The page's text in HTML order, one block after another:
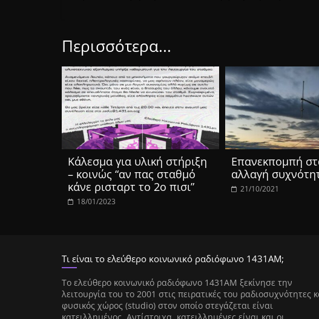
Περισσότερα...
Κάλεσμα για υλική στήριξη
– κοινώς “αν πας σταθμό
κάνε ρισταρτ το 2ο πισι”
18/01/2023
Επανεκπομπή
αλλαγή
21/10/2021
Τι είναι το ελεύθερο κοινωνικό ραδιόφωνο 1431ΑΜ;
Tο ελεύθερο κοινωνικό ραδιόφωνο 1431AM ξεκίνησε την
λειτουργία του το 2001 στις πειρατικές του ραδιοσυχνότητες
φυσικός χώρος (studio) στον οποίο στεγάζεται είναι
κατειλλημένος. Αντίστοιχα, κατειλλημένες είναι και οι